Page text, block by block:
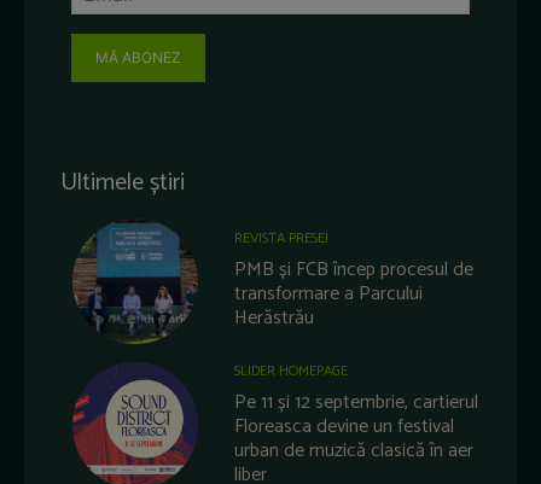
MĂ ABONEZ
Ultimele știri
REVISTA PRESEI
PMB și FCB încep procesul de
transformare a Parcului
Herăstrău
SLIDER HOMEPAGE
Pe 11 și 12 septembrie, cartierul
Floreasca devine un festival
urban de muzică clasică în aer
liber